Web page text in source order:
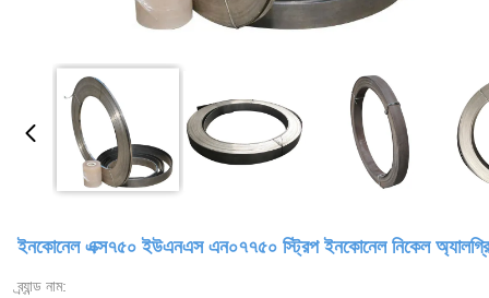
ইনকোনেল এক্স৭৫০ ইউএনএস এন০৭৭৫০ স্ট্রিপ ইনকোনেল নিকেল
ব্র্যান্ড নাম: